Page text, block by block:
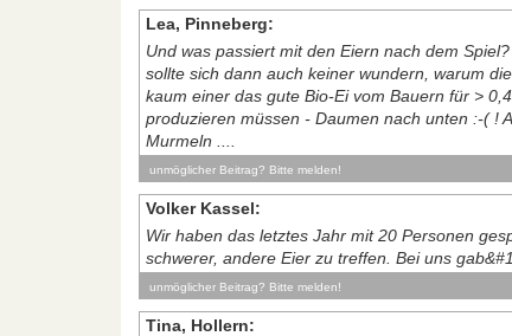
Lea, Pinneberg:
Und was passiert mit den Eiern nach dem
sollte sich dann auch keiner wundern, warum
kaum einer das gute Bio-Ei vom Bauern für >
produzieren müssen - Daumen nach unten :-( !
Murmeln ....
unmöglicher Beitrag? Bitte melden!
Volker Kassel:
Wir haben das letztes Jahr mit 20 Personen
schwerer, andere Eier zu treffen. Bei uns
unmöglicher Beitrag? Bitte melden!
Tina, Hollern: